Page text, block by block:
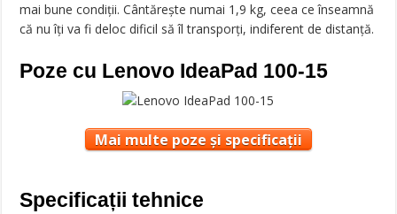
mai bune condiții. Cântărește numai 1,9 kg, ceea ce înseamnă
că nu îți va fi deloc dificil să îl transporți, indiferent de distanță.
Poze cu Lenovo IdeaPad 100-15
Mai multe poze și specificații
Specificații tehnice